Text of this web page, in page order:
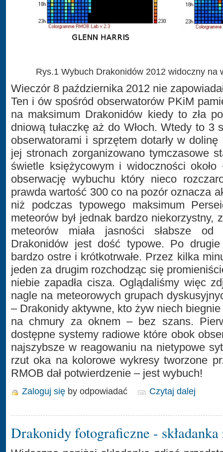
Rys.1 Wybuch Drakonidów 2012 widoczny na
Wieczór 8 października 2012 nie
Ten i ów spośród obserwatorów PKiM
na maksimum Drakonidów kiedy to zła
dniową tułaczkę aż do Włoch. Wtedy to 3
obserwatorami i sprzętem dotarły w
jej stronach zorganizowano tymczasowe
świetle księżycowym i widoczności około
obserwację wybuchu który nieco
prawda wartość 300 co na pozór oznacza
niż podczas typowego maksimum
meteorów był jednak bardzo niekorzystny,
meteorów miała jasności słabsze
Drakonidów jest dość typowe. Po drugie
bardzo ostre i krótkotrwałe. Przez kilka
jeden za drugim rozchodząc się
niebie zapadła cisza. Oglądaliśmy więc
nagle na meteorowych grupach
– Drakonidy aktywne, kto żyw niech biegnie
na chmury za oknem – bez szans.
dostępne systemy radiowe które obok
najszybsze w reagowaniu na nietypowe
rzut oka na kolorowe wykresy tworzone
RMOB dał potwierdzenie – jest wybuch!
Zaloguj się by odpowiadać Czytaj dalej
Drakonidy fotograficzne -